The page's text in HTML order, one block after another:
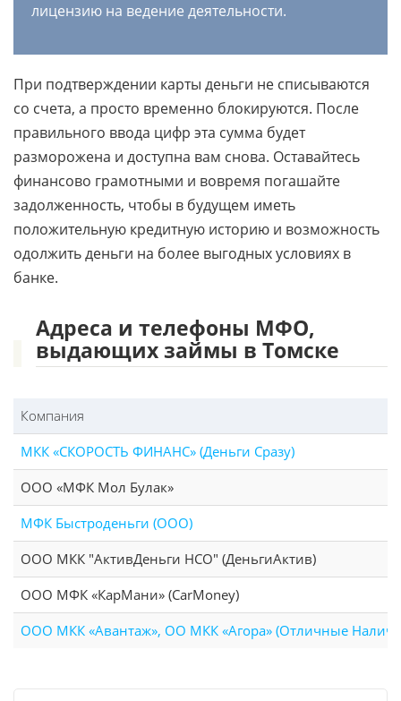
лицензию на ведение деятельности.
При подтверждении карты деньги не списываются
со счета, а просто временно блокируются. После
правильного ввода цифр эта сумма будет
разморожена и доступна вам снова. Оставайтесь
финансово грамотными и вовремя погашайте
задолженность, чтобы в будущем иметь
положительную кредитную историю и возможность
одолжить деньги на более выгодных условиях в
банке.
Адреса и телефоны МФО,
выдающих займы в Томске
Компания
МКК «СКОРОСТЬ ФИНАНС» (Деньги Сразу)
ООО «МФК Мол Булак»
МФК Быстроденьги (ООО)
ООО МКК "АктивДеньги НСО" (ДеньгиАктив)
ООО МФК «КарМани» (CarMoney)
ООО МКК «Авантаж», ОО МКК «Агора» (Отличные